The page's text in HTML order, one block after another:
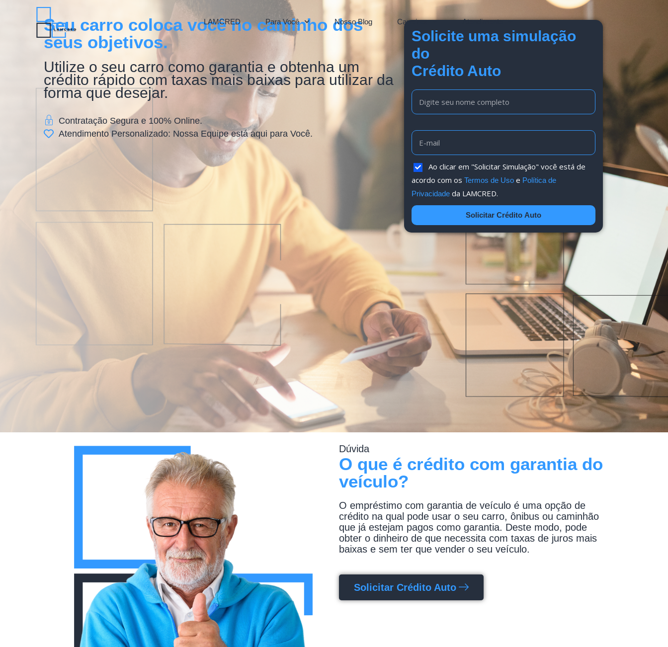
LAMCRED Para Você Nosso Blog Carreiras Atendimento
Seu carro coloca você no caminho dos
seus objetivos.
Utilize o seu carro como garantia e obtenha um
crédito rápido com taxas mais baixas para utilizar da
forma que desejar.
Contratação Segura e 100% Online.
Atendimento Personalizado: Nossa Equipe está aqui para Você.
Solicite uma simulação
do
Crédito Auto
Ao clicar em "Solicitar Simulação" você está de
acordo com osTermos de Uso e Política de
Privacidadeda LAMCRED.
Solicitar Crédito Auto
Dúvida
O que é crédito com garantia do
veículo?
O empréstimo com garantia de veículo é uma opção de
crédito na qual pode usar o seu carro, ônibus ou caminhão
que já estejam pagos como garantia. Deste modo, pode
obter o dinheiro de que necessita com taxas de juros mais
baixas e sem ter que vender o seu veículo.
Solicitar Crédito Auto